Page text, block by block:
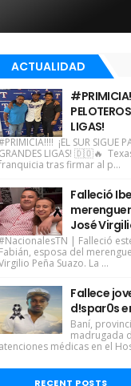
ACTUALIDAD
LIGAS!
¡EL SUR SIGUE
LIGAS! 🇩🇴🔥
tras firmar al p...
Falleció
José
| Falleció
esposa del
Peña Suazo. La ...
Fallece
d!spar0s
Baní,
madrugada
médicas en el
RECENT POSTS